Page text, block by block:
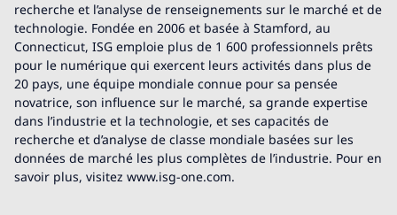
recherche et l’analyse de renseignements sur le marché et de
technologie. Fondée en 2006 et basée à Stamford, au
Connecticut, ISG emploie plus de 1 600 professionnels prêts
pour le numérique qui exercent leurs activités dans plus de
20 pays, une équipe mondiale connue pour sa pensée
novatrice, son influence sur le marché, sa grande expertise
dans l’industrie et la technologie, et ses capacités de
recherche et d’analyse de classe mondiale basées sur les
données de marché les plus complètes de l’industrie. Pour en
savoir plus, visitez www.isg-one.com.